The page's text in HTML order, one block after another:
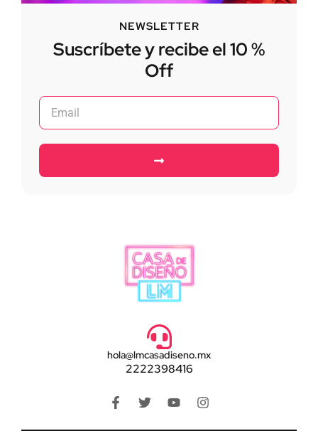
NEWSLETTER
Suscríbete y recibe el 10 %
Off
hola@lmcasadiseno.mx
2222398416